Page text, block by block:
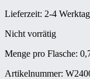
Lieferzeit: 2-4
Nicht vorrätig
Menge pro Flasche:
Artikelnummer: